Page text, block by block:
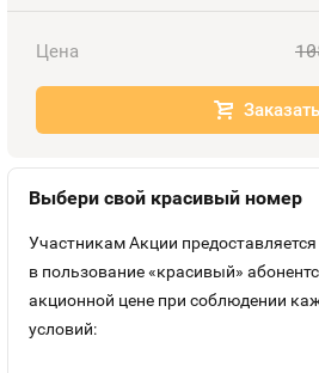
Контакты
Цена
Заказать
Выбери свой красивый номер
Участникам Акции
в пользование «красивый»
акционной цене при соблюдении
условий: